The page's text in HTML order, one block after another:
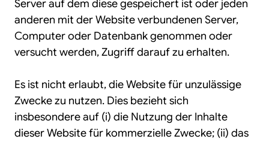
Server auf dem diese gespeichert ist oder jeden
anderen mit der Website verbundenen Server,
Computer oder Datenbank genommen oder
versucht werden, Zugriff darauf zu erhalten.
Es ist nicht erlaubt, die Website für unzulässige
Zwecke zu nutzen. Dies bezieht sich
insbesondere auf (i) die Nutzung der Inhalte
dieser Website für kommerzielle Zwecke; (ii) das